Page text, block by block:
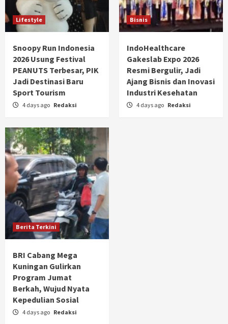
Lifestyle
Snoopy Run Indonesia
2026 Usung Festival
PEANUTS Terbesar, PIK
Jadi Destinasi Baru
Sport Tourism
4 days ago Redaksi
Bisnis
IndoHealthcare
Gakeslab Expo 2026
Resmi Bergulir, Jadi
Ajang Bisnis dan Inovasi
Industri Kesehatan
4 days ago Redaksi
Berita Terkini
BRI Cabang Mega
Kuningan Gulirkan
Program Jumat
Berkah, Wujud Nyata
Kepedulian Sosial
4 days ago Redaksi